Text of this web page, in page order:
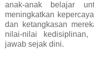
anak-anak belajar
meningkatkan
dan ketangkasan
nilai-nilai
jawab sejak dini.